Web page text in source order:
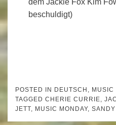
dem Jackie Fox Kim
beschuldigt)
POSTED IN DEUTSCH , MUSIC
TAGGED CHERIE CURRIE,
JETT, MUSIC MONDAY,